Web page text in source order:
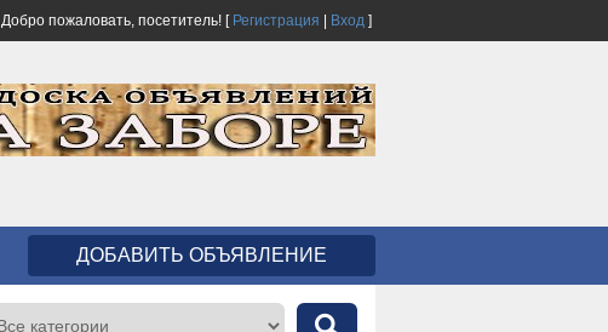
Добро пожаловать, посетитель! [ Регистрация Вход ]
ДОБАВИТЬ ОБЪЯВЛЕНИЕ